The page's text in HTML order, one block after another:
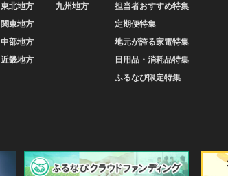
東北地方
関東地方
中部地方
近畿地方
九州地方
担当者おすすめ特集
定期便特集
地元が誇る家電特集
日用品・消耗品特集
ふるなび限定特集